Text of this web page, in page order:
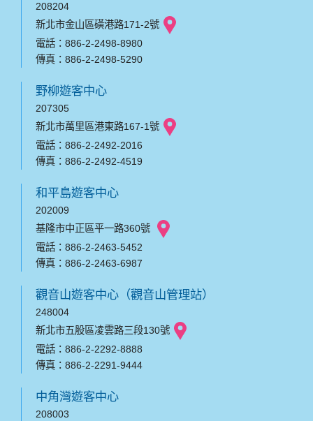
208204
新北市金山區磺港路171-2號
電話：886-2-2498-8980
傳真：886-2-2498-5290
野柳遊客中心
207305
新北市萬里區港東路167-1號
電話：886-2-2492-2016
傳真：886-2-2492-4519
和平島遊客中心
202009
基隆市中正區平一路360號
電話：886-2-2463-5452
傳真：886-2-2463-6987
觀音山遊客中心（觀音山管理站）
248004
新北市五股區凌雲路三段130號
電話：886-2-2292-8888
傳真：886-2-2291-9444
中角灣遊客中心
208003